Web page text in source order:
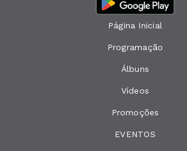
Página Inicial
Programação
Álbuns
Vídeos
Promoções
EVENTOS